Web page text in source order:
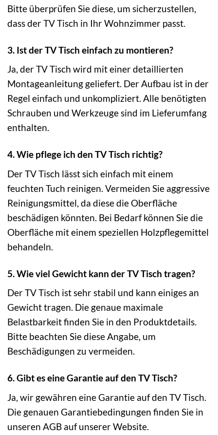
Bitte überprüfen Sie diese, um sicherzustellen,
dass der TV Tisch in Ihr Wohnzimmer passt.
3. Ist der TV Tisch einfach zu montieren?
Ja, der TV Tisch wird mit einer detaillierten
Montageanleitung geliefert. Der Aufbau ist in der
Regel einfach und unkompliziert. Alle benötigten
Schrauben und Werkzeuge sind im Lieferumfang
enthalten.
4. Wie pflege ich den TV Tisch richtig?
Der TV Tisch lässt sich einfach mit einem
feuchten Tuch reinigen. Vermeiden Sie aggressive
Reinigungsmittel, da diese die Oberfläche
beschädigen könnten. Bei Bedarf können Sie die
Oberfläche mit einem speziellen Holzpflegemittel
behandeln.
5. Wie viel Gewicht kann der TV Tisch tragen?
Der TV Tisch ist sehr stabil und kann einiges an
Gewicht tragen. Die genaue maximale
Belastbarkeit finden Sie in den Produktdetails.
Bitte beachten Sie diese Angabe, um
Beschädigungen zu vermeiden.
6. Gibt es eine Garantie auf den TV Tisch?
Ja, wir gewähren eine Garantie auf den TV Tisch.
Die genauen Garantiebedingungen finden Sie in
unseren AGB auf unserer Website.